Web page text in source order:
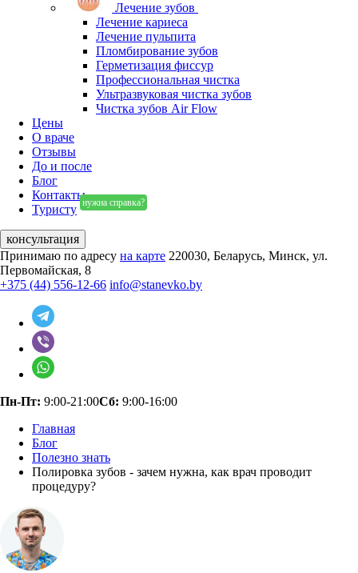
Лечение зубов
Лечение кариеса
Лечение пульпита
Пломбирование зубов
Герметизация фиссур
Профессиональная чистка
Ультразвуковая чистка зубов
Чистка зубов Air Flow
Цены
О враче
Отзывы
До и после
Блог
Контакты
Туристу нужна справка?
консультация
Принимаю по адресу на карте 220030, Беларусь, Минск, ул.
Первомайская, 8
+375 (44) 556-12-66 info@stanevko.by
Пн-Пт: 9:00-21:00Сб: 9:00-16:00
Главная
Блог
Полезно знать
Полировка зубов - зачем нужна, как врач проводит
процедуру?